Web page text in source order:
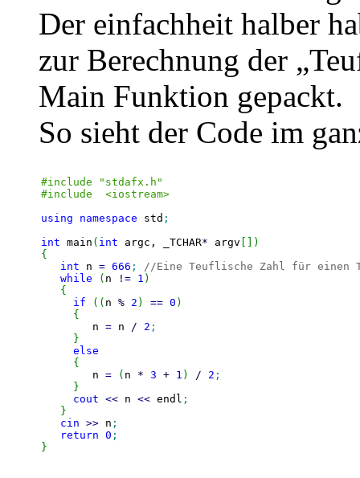
Der einfachheit halber
zur Berechnung der
Main Funktion gepackt.
So sieht der Code im
#include "stdafx.h"
#include  <iostream>
using
namespace std ;
int main ( int argc, _TCHAR* argv
)
{
int n = 666 ;
//Eine Teuflische Zahl für einen
while
( n ! = 1 )
{
if
( ( n % 2 ) == 0 )
{
	n
= n / 2 ;
}
else
{
	n
= ( n * 3 + 1 ) / 2 ;
}
cout << n << endl ;
}
cin >> n ;
return 0 ;
}